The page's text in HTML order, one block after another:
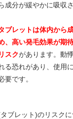
成分が緩やかに吸収
ブレットは体内から
、高い発毛効果が期
スクがあります。動
る恐れがあり、使用
要です。
ブレット)のリスク